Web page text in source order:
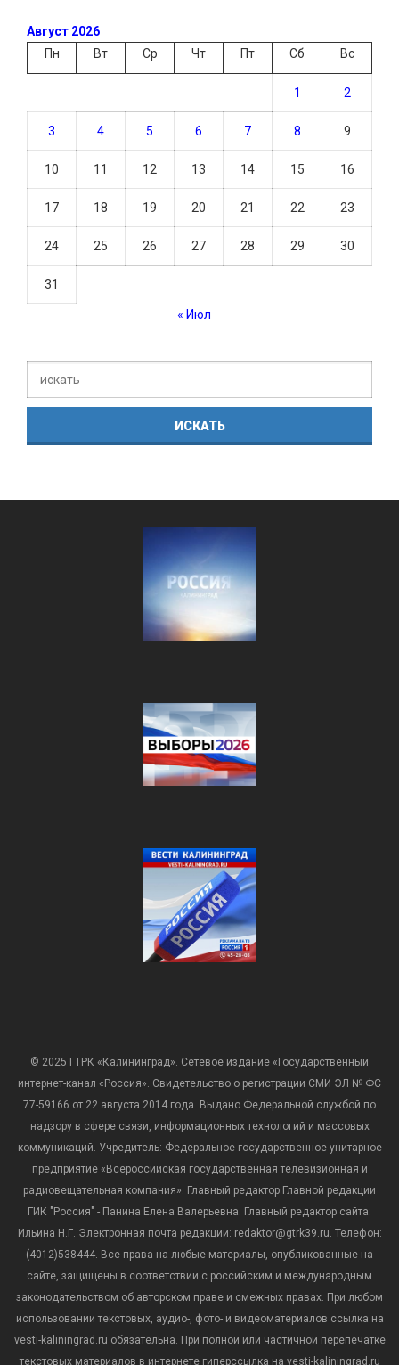
Август 2026
Пн
Вт Ср Чт Пт Сб Вс
1 2
3 4 5 6 7 8 9
10 11 12 13 14 15 16
17 18 19 20 21 22 23
24 25 26 27 28 29 30
31
« Июл
© 2025 ГТРК «Калининград». Сетевое издание «Государственный
интернет-канал «Россия». Свидетельство о регистрации СМИ ЭЛ № ФС
77-59166 от 22 августа 2014 года. Выдано Федеральной службой по
надзору в сфере связи, информационных технологий и массовых
коммуникаций. Учредитель: Федеральное государственное унитарное
предприятие «Всероссийская государственная телевизионная и
радиовещательная компания». Главный редактор Главной редакции
ГИК "Россия" - Панина Елена Валерьевна. Главный редактор сайта:
Ильина Н.Г. Электронная почта редакции: redaktor@gtrk39.ru. Телефон:
(4012)538444. Все права на любые материалы, опубликованные на
сайте, защищены в соответствии с российским и международным
законодательством об авторском праве и смежных правах. При любом
использовании текстовых, аудио-, фото- и видеоматериалов ссылка на
vesti-kaliningrad.ru обязательна. При полной или частичной перепечатке
текстовых материалов в интернете гиперссылка на vesti-kaliningrad.ru